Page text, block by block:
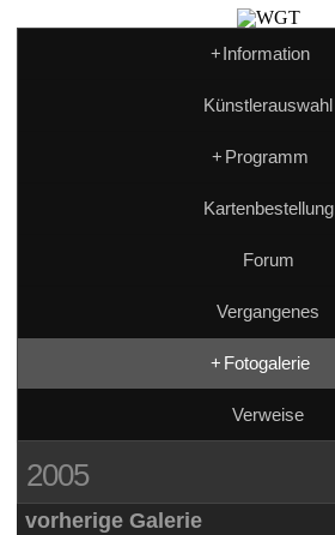
+Information
Künstlerauswahl
+ Programm
Kartenbestellung
Forum
Vergangenes
+ Fotogalerie
Verweise
2005
vorherige Galerie